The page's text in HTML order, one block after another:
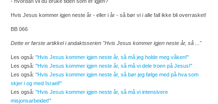
Hvis Jesus kommer igjen neste år - eller i år - så bør vi i alle fall ikke bli overrasket!
BB 066
Dette er første artikkel i andaktsserien "Hvis Jesus kommer igjen neste år, så ..."
Les også: "Hvis Jesus kommer igjen neste år, så må jeg holde meg våken!"
Les også: "Hvis Jesus kommer igjen neste år, så må vi dele troen på Jesus!"
Les også: "Hvis Jesus kommer igjen neste år, så bør jeg følge med på hva som
skjer i og med Israel!"
Les også: "Hvis Jesus kommer igjen neste år, så må vi intensivere
misjonsarbeidet!"